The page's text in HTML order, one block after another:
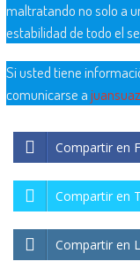
maltratando no solo a
estabilidad de todo el
Si usted tiene
comunicarse a
Compartir en
Compartir en
Compartir en